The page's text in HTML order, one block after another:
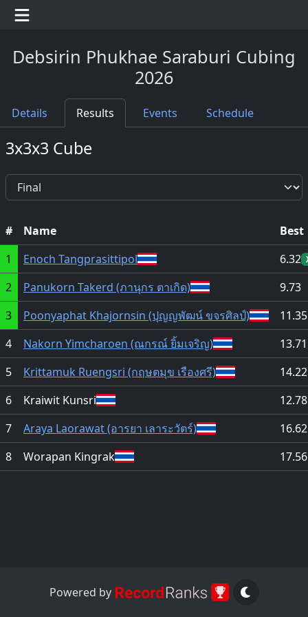
Debsirin Phukhae Saraburi Cubing
2026
Details Results Events Schedule
3x3x3 Cube
# Name
Best
1
Enoch Tangprasittipol 6.32
2 Panukorn Takerd (ภานุกร ตาเกิด)
9.73
3
Poonyaphat Khajornsin (ปุญญพัฒน์ ขจรศิลป์)
11.35
4
Nakorn Yimcharoen (ณกรณ์ ยิ้มเจริญ)
13.71
5
Krittamuk Ruengsri (กฤษตมุข เรืองศรี)
14.22
6
Kraiwit Kunsri
12.78
7
Araya Laorawat (อารยา เลาระวัตร์)
16.62
8
Worapan Kingrak 17.56
Powered by